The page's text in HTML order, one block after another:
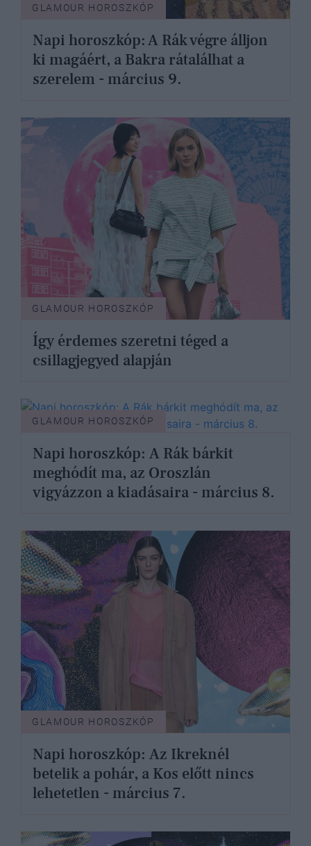
GLAMOUR HOROSZKÓP
Napi horoszkóp: A Rák végre álljon
ki magáért, a Bakra rátalálhat a
szerelem - március 9.
GLAMOUR HOROSZKÓP
Így érdemes szeretni téged a
csillagjegyed alapján
GLAMOUR HOROSZKÓP
Napi horoszkóp: A Rák bárkit
meghódít ma, az Oroszlán
vigyázzon a kiadásaira - március 8.
GLAMOUR HOROSZKÓP
Napi horoszkóp: Az Ikreknél
betelik a pohár, a Kos előtt nincs
lehetetlen - március 7.